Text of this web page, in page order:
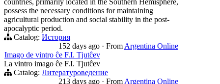
countries, primarily located in the Southern Hemisphere,
possess the necessary conditions for maintaining
agricultural production and social stability in the post-
apocalyptic period.
Catalog: История
152 days ago · From Argentina Online
Imago de vintro ĉe F.I. Tjutĉev
La vintro imago ĉe F.I. Tjutĉev
Catalog: Литературоведение
213 days ago · From Argentina Online